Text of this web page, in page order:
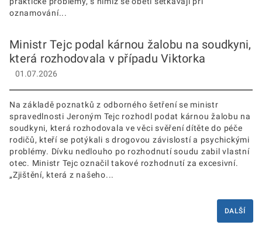
oznamování...
Ministr Tejc podal kárnou žalobu na soudkyni,
která rozhodovala v případu Viktorka
01.07.2026
Na základě poznatků z odborného šetření se ministr
spravedlnosti Jeroným Tejc rozhodl podat kárnou žalobu na
soudkyni, která rozhodovala ve věci svěření dítěte do péče
rodičů, kteří se potýkali s drogovou závislostí a psychickými
problémy. Dívku nedlouho po rozhodnutí soudu zabil vlastní
otec. Ministr Tejc označil takové rozhodnutí za excesivní.
„Zjištění, která z našeho...
DALŠÍ